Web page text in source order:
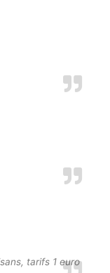
tarifs 1 euro